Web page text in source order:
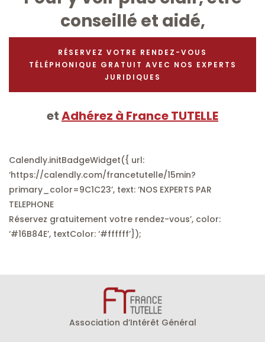
conseillé et aidé,
RÉSERVEZ VOTRE RENDEZ-VOUS
TÉLÉPHONIQUE GRATUIT AVEC NOS EXPERTS
JURIDIQUES
etAdhérez à France TUTELLE
Calendly.initBadgeWidget({ url:
‘https://calendly.com/francetutelle/15min?
primary_color=9C1C23’, text: ‘NOS EXPERTS PAR
TELEPHONE
Réservez gratuitement votre rendez-vous’, color:
‘#16B84E’, textColor: ‘#ffffff’});
Association d’Intérêt Général